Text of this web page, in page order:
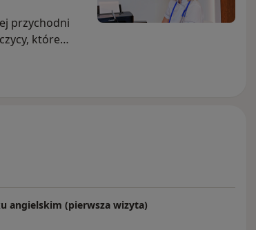
przychodni
które
Alpinion, co
angielskim (pierwsza wizyta)